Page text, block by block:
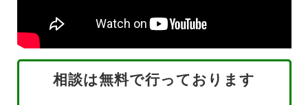
相談は無料で行っております